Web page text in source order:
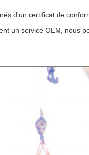
d'un certificat de
un service OEM, nous